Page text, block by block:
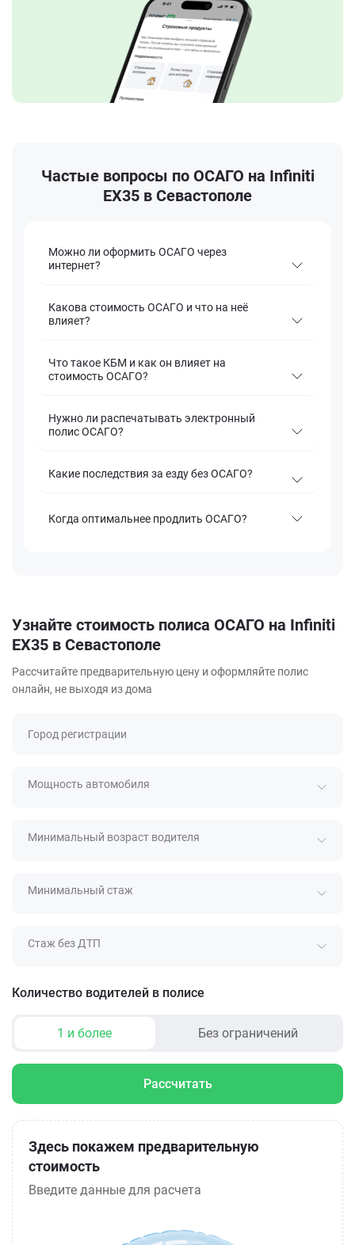
Частые вопросы по ОСАГО на Infiniti
EX35 в Севастополе
Можно ли оформить ОСАГО через
интернет?
Какова стоимость ОСАГО и что на неё
влияет?
Что такое КБМ и как он влияет на
стоимость ОСАГО?
Нужно ли распечатывать электронный
полис ОСАГО?
Какие последствия за езду без ОСАГО?
Когда оптимальнее продлить ОСАГО?
Узнайте стоимость полиса ОСАГО на Infiniti
EX35 в Севастополе
Рассчитайте предварительную цену и оформляйте полис
онлайн, не выходя из дома
Город регистрации
Мощность автомобиля
Минимальный возраст водителя
Минимальный стаж
Стаж без ДТП
Количество водителей в полисе
1 и более Без ограничений
Рассчитать
Здесь покажем предварительную
стоимость
Введите данные для расчета